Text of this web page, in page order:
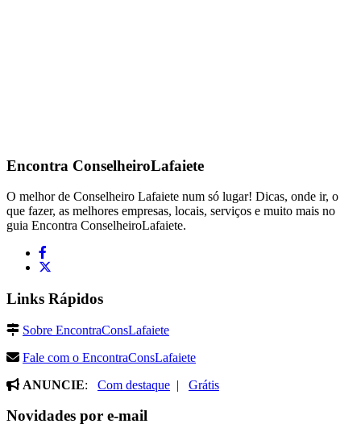
Encontra ConselheiroLafaiete
O melhor de Conselheiro Lafaiete num só lugar! Dicas, onde ir, o
que fazer, as melhores empresas, locais, serviços e muito mais no
guia Encontra ConselheiroLafaiete.
Links Rápidos
Sobre EncontraConsLafaiete
Fale com o EncontraConsLafaiete
ANUNCIE: Com destaque | Grátis
Novidades por e-mail